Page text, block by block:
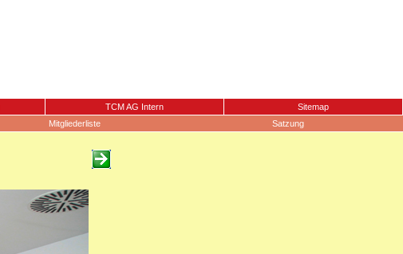
TCM AG Intern
Sitemap
Mitgliederliste Satzung